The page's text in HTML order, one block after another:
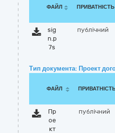
ФАЙЛ ПРИВАТНІСТЬ
sig
n.p
7s
публічний
Тип документа: Проект
ФАЙЛ
Пр
ое
кт
публічний